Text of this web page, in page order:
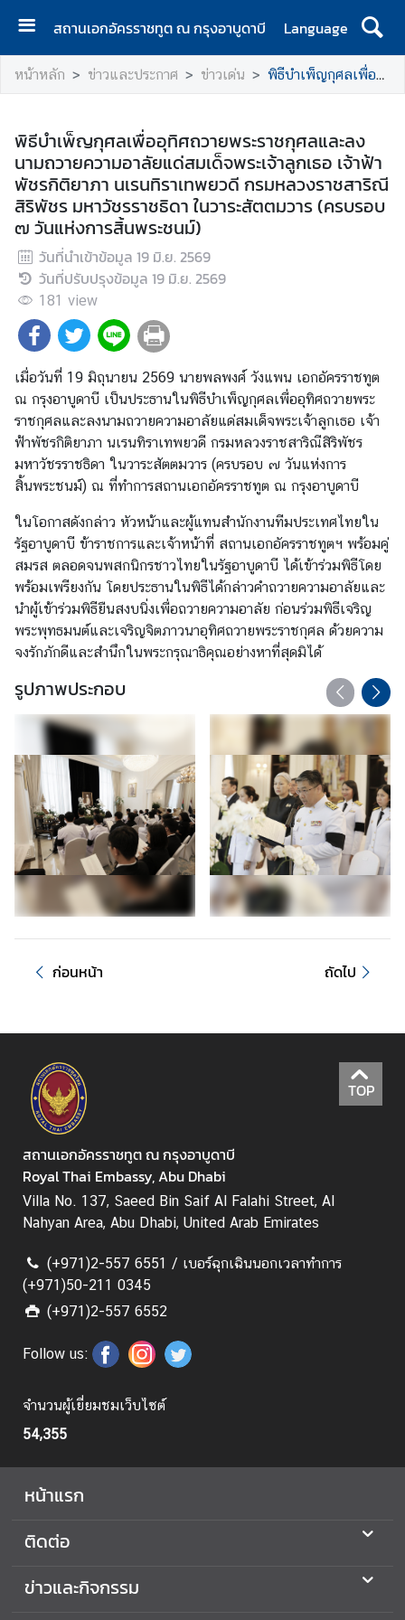
สถานเอกอัครราชทูต ณ กรุงอาบูดาบี
Language
ห
น้
แ
ร
ก
ติ
ด
ต่
อ
ข่
า
ว
แ
ล
ะ
ป
ร
ก
า
ศ
บ
ริ
า
ร
า
ย
แ
ร
ง
า
น
เ
ลื
อ
ก
ตั้
ง
น
อ
ร
า
ช
อ
า
จั
ก
.
.
5
หน้าหลัก ข่าวและประกาศ ข่าวเด่น พิธีบำเพ็ญกุศลเพื่ออุทิศถวายพระราชกุศลและลงนามถวายความอาลัยแด่สมเด็จพระเจ้าลูกเธอ เจ้าฟ้าพัชรกิติยาภา นเรนทิราเทพยวดี กรมหลวงราชสาริณีสิริพัชร มหาวัชรราชธิดา ในวาระสัตตมวาร (ครบรอบ ๗ วันแห่งการสิ้นพระชนม์)
พิธีบำเพ็ญกุศลเพื่ออุทิศถวายพระราชกุศลและลง
นามถวายความอาลัยแด่สมเด็จพระเจ้าลูกเธอ เจ้าฟ้า
พัชรกิติยาภา นเรนทิราเทพยวดี กรมหลวงราชสาริณี
สิริพัชร มหาวัชรราชธิดา ในวาระสัตตมวาร (ครบรอบ
๗ วันแห่งการสิ้นพระชนม์)
วันที่นำเข้าข้อมูล 19 มิ.ย. 2569
วันที่ปรับปรุงข้อมูล 19 มิ.ย. 2569
181 view
เมื่อวันที่ 19 มิถุนายน 2569 นายพลพงศ์ วังแพน เอกอัครราชทูต
ณ กรุงอาบูดาบี เป็นประธานในพิธีบำเพ็ญกุศลเพื่ออุทิศถวายพระ
ราชกุศลและลงนามถวายความอาลัยแด่สมเด็จพระเจ้าลูกเธอ เจ้า
ฟ้าพัชรกิติยาภา นเรนทิราเทพยวดี กรมหลวงราชสาริณีสิริพัชร
มหาวัชรราชธิดา ในวาระสัตตมวาร (ครบรอบ ๗ วันแห่งการ
สิ้นพระชนม์) ณ ที่ทำการสถานเอกอัครราชทูต ณ กรุงอาบูดาบี
ในโอกาสดังกล่าว หัวหน้าและผู้แทนสำนักงานทีมประเทศไทยใน
รัฐอาบูดาบี ข้าราชการและเจ้าหน้าที่ สถานเอกอัครราชทูตฯ พร้อมคู่
สมรส ตลอดจนพสกนิกรชาวไทยในรัฐอาบูดาบี ได้เข้าร่วมพิธีโดย
พร้อมเพรียงกัน โดยประธานในพิธีได้กล่าวคำถวายความอาลัยและ
นำผู้เข้าร่วมพิธียืนสงบนิ่งเพื่อถวายความอาลัย ก่อนร่วมพิธีเจริญ
พระพุทธมนต์และเจริญจิตภาวนาอุทิศถวายพระราชกุศล ด้วยความ
จงรักภักดีและสำนึกในพระกรุณาธิคุณอย่างหาที่สุดมิได้
รูปภาพประกอบ
ก่อนหน้า ถัดไป
TOP
สถานเอกอัครราชทูต ณ กรุงอาบูดาบี
Royal Thai Embassy, Abu Dhabi
Villa No. 137, Saeed Bin Saif Al Falahi Street, Al
Nahyan Area, Abu Dhabi, United Arab Emirates
(+971)2-557 6551 / เบอร์ฉุกเฉินนอกเวลาทำการ
(+971)50-211 0345
(+971)2-557 6552
Follow us:
จำนวนผู้เยี่ยมชมเว็บไซต์
54,355
หน้าแรก
ติดต่อ
ข่าวและกิจกรรม